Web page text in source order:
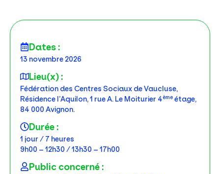
Dates :
13 novembre 2026
Lieu(x) :
Fédération des Centres Sociaux de Vaucluse,
Résidence l’Aquilon, 1 rue A. Le Moiturier 4ème étage,
84 000 Avignon.
Durée :
1 jour / 7 heures
9h00 – 12h30 / 13h30 – 17h00
Public concerné :